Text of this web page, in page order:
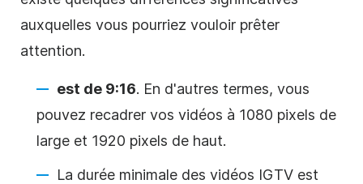
auxquelles vous pourriez vouloir prêter
attention.
est de 9:16. En d'autres termes, vous
pouvez recadrer vos vidéos à 1080 pixels de
large et 1920 pixels de haut.
La durée minimale des vidéos IGTV est